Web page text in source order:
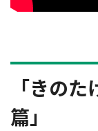
「きの
篇」